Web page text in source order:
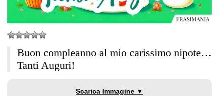
Buon compleanno al mio carissimo nipote…
Tanti Auguri!
Scarica Immagine ▼